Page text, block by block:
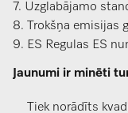
7. Uzglabājamo
8. Trokšņa emisijas
9. ES Regulas ES
Jaunumi ir minēti
Tiek norādīts